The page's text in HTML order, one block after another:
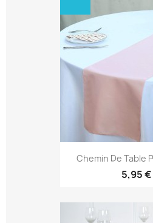
Chemin De Table
5,95 €